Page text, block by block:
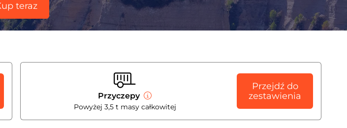
teraz
Przyczepy
Powyżej 3,5 t masy całkowitej
Przejdź do
zestawienia